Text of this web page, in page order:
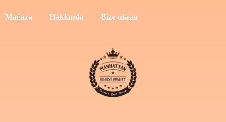
Mağaza Hakkında Bize ulaşın